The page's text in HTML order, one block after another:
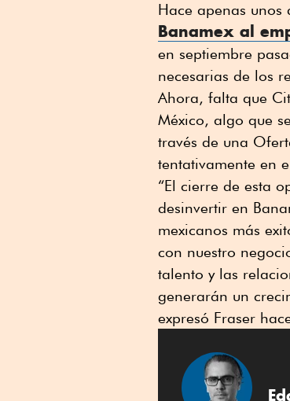
Hace apenas
Banamex al
en septiembre
necesarias de los
Ahora, falta que
México, algo que
través de una
tentativamente en
“El cierre de esta
desinvertir en
mexicanos más
con nuestro
talento y las
generarán un
expresó Fraser